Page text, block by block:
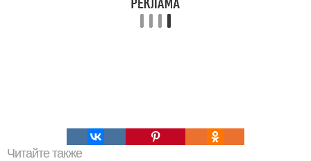
Читайте также